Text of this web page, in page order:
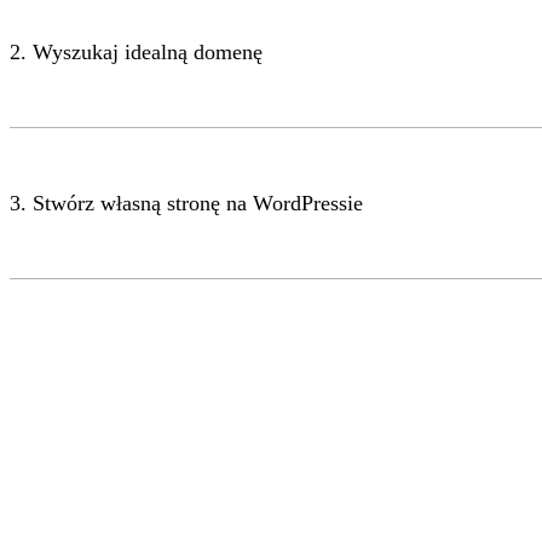
2. Wyszukaj idealną domenę
3. Stwórz własną stronę na WordPressie